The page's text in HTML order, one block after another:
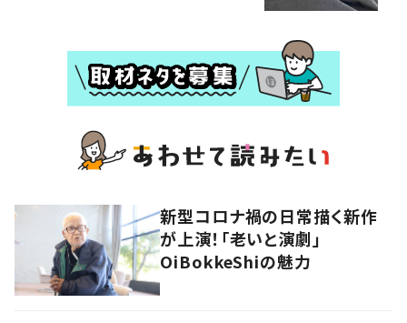
新型コロナ禍の日常描く新作
が上演！「老いと演劇」
OiBokkeShiの魅力